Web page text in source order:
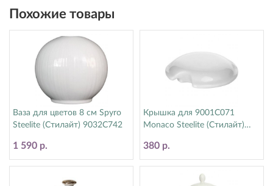
Похожие товары
Ваза для цветов 8 см Spyro
Steelite (Стилайт) 9032C742
1 590 р.
Крышка для 9001C071
Monaco Steelite (Стилайт)
380 р.